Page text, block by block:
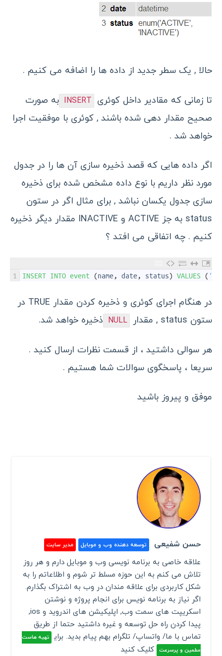
حالا , یک سطر جدید از داده ها را اضافه می کنیم .
تا زمانی که مقادیر داخل کوئری INSERT به صورت
صحیح مقدار دهی شده باشند , کوئری با موفقیت اجرا
خواهد شد .
اگر داده هایی که قصد ذخیره سازی آن ها را در جدول
مورد نظر داریم با نوع داده مشخص شده برای ذخیره
سازی جدول یکسان نباشد , برای مثال اگر در ستون
status به جز ACTIVE و INACTIVE مقدار دیگر ذخیره
کنیم . چه اتفاقی می افتد ؟
1 INSERT INTO event (name, date, status) VALUES (
در هنگام اجرای کوئری و ذخیره کردن مقدار TRUE در
ستون status , مقدار
NULL ذخیره خواهد شد.
هر سوالی داشتید ، از قسمت نظرات ارسال کنید .
سریعا ، پاسخگوی سوالات شما هستیم .
موفق و پیروز باشید
حسن شفیعی توسعه دهنده وب و موبایل مدیر سایت
علاقه خاصی به برنامه نویسی وب و موبایل دارم و هر روز
تلاش می کنم به این حوزه مسلط تر شوم و اطلاعاتم را به
شکل کاربردی برای علاقه مندان در وب به اشتراک بگذارم.
اگر نیاز به برنامه نویس برای انجام پروژه و نوشتن
اسکریپت های سمت وب, اپلیکیشن های اندروید و ios,
پیدا کردن راه حل توسعه و غیره داشتید حتما از طریق
تماس با ما/ واتساپ/ تلگرام بهم پیام بدید. برای
تهیه هاست
مطمین و پرسرعت
کلیک کنید